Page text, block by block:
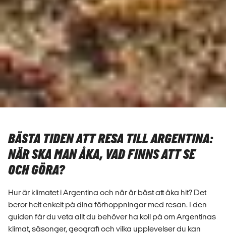
BÄSTA TIDEN ATT RESA TILL ARGENTINA:
NÄR SKA MAN ÅKA, VAD FINNS ATT SE
OCH GÖRA?
Hur är klimatet i Argentina och när är bäst att åka hit? Det
beror helt enkelt på dina förhoppningar med resan. I den
guiden får du veta allt du behöver ha koll på om Argentinas
klimat, säsonger, geografi och vilka upplevelser du kan